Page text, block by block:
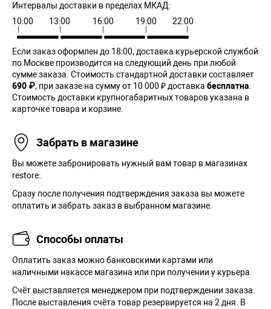
Интервалы доставки в пределах МКАД:
10:00
13:00 16:00 19:00 22:00
Если заказ оформлен до 18:00, доставка курьерской службой
по Москве производится на следующий день при любой
сумме заказа. Cтоимость стандартной доставки составляет
690 ₽, при заказе на сумму от 10 000 ₽ доставка бесплатна
Стоимость доставки крупногабаритных товаров указана в
карточке товара и корзине.
Забрать в магазине
Вы можете забронировать нужный вам товар в магазинах
restore:.
Сразу после получения подтверждения заказа вы можете
оплатить и забрать заказ в выбранном магазине.
Способы оплаты
Оплатить заказ можно банковскими картами или
наличными накассе магазина или при получении у курьера.
Cчёт выставляется менеджером при подтверждении заказа.
После выставления счёта товар резервируется на 2 дня. В